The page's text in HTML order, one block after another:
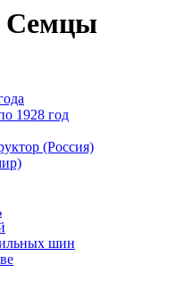
Семцы
1928 год
(Россия)
шин